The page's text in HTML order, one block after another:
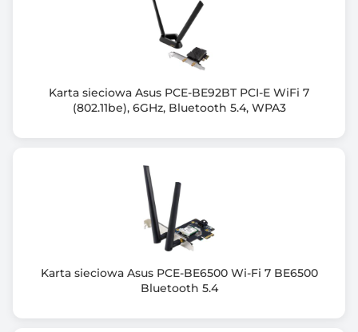
Karta sieciowa Asus PCE-BE92BT PCI-E WiFi 7
(802.11be), 6GHz, Bluetooth 5.4, WPA3
Karta sieciowa Asus PCE-BE6500 Wi-Fi 7 BE6500
Bluetooth 5.4